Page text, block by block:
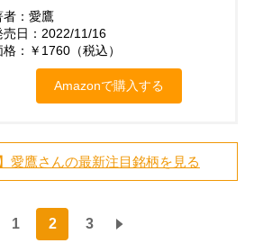
者：愛鷹
売日：2022/11/16
格：￥1760（税込）
Amazonで購入する
愛鷹さんの最新注目銘柄を見る
1 2 3